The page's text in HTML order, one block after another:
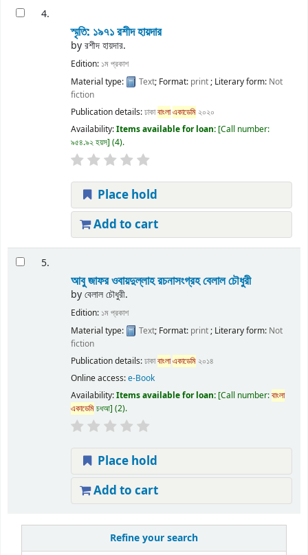
Refine your search
4.
স্মৃতি: ১৯৭১রশীদ হায়দার
byরশীদ হায়দার.
Edition: ১ম প্রকাশ
Material type:
Text; Format: print; Literary form: Not
fiction
Publication details:ঢাকাবাংলাএকাডেমি ২০২০
Availability:Items available for loan: Call number:
৯৫৪.৯২ হয়স (4).
Place hold
Add to cart
5.
আবু জাফর ওবায়দুল্লাহ রচনাসংগ্রহবেলাল চৌধুরী
byবেলাল চৌধুরী.
Edition: ১ম প্রকাশ
Material type:
Text; Format: print ; Literary form: Not
fiction
Publication details:ঢাকাবাংলাএকাডেমি ২০১৪
Online access:e-Book
Availability:Items available for loan: Call number:বাংলা
একাডেমিচধআ (2).
Place hold
Add to cart